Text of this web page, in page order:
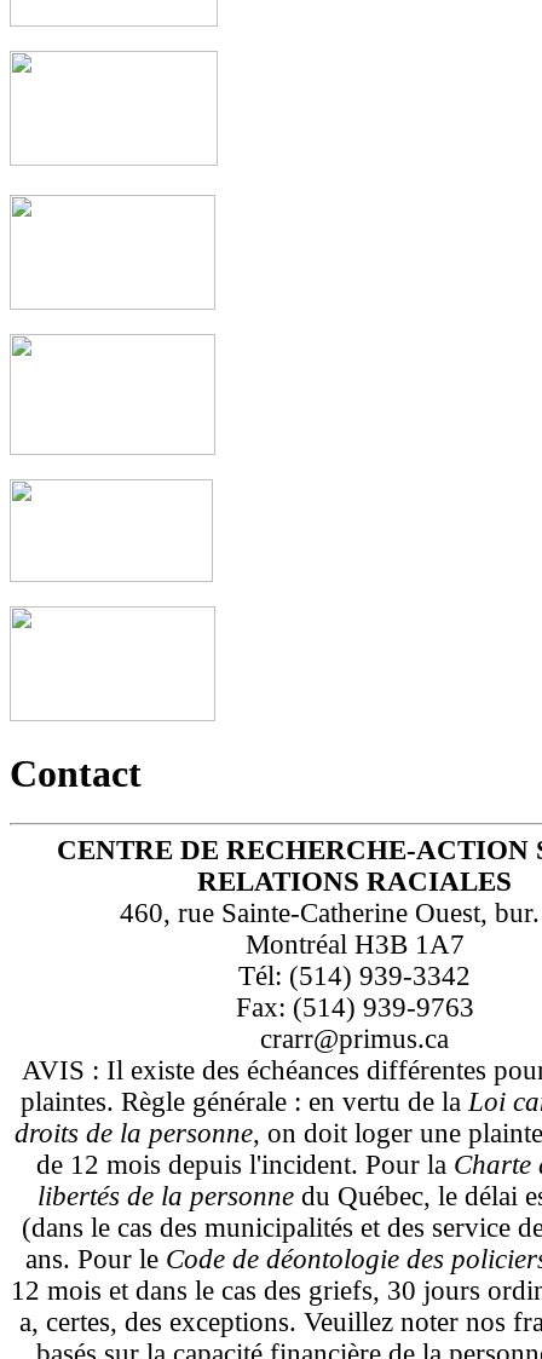
Contact
CENTRE DE RECHERCHE-ACTION
RELATIONS RACIALES
460, rue Sainte-Catherine Ouest,
Montréal H3B 1A7
Tél: (514) 939-3342
Fax: (514) 939-9763
crarr@primus.ca
AVIS : Il existe des échéances différentes
plaintes. Règle générale : en vertu de la Loi
droits de la personne, on doit loger une
de 12 mois depuis l'incident. Pour la Charte
libertés de la personnedu Québec, le délai
(dans le cas des municipalités et des service
ans. Pour le Code de déontologie des
12 mois et dans le cas des griefs, 30 jours
a, certes, des exceptions. Veuillez noter nos
basés sur la capacité financière de la